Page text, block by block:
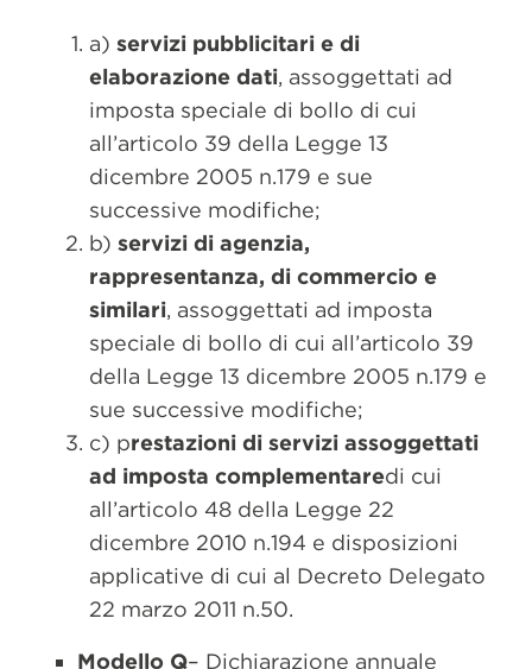
a) servizi pubblicitari e di
elaborazione dati, assoggettati ad
imposta speciale di bollo di cui
all’articolo 39 della Legge 13
dicembre 2005 n.179 e sue
successive modifiche;
b) servizi di agenzia,
rappresentanza, di commercio e
similari, assoggettati ad imposta
speciale di bollo di cui all’articolo 39
della Legge 13 dicembre 2005 n.179 e
sue successive modifiche;
c) prestazioni di servizi assoggettati
ad imposta complementaredi cui
all’articolo 48 della Legge 22
dicembre 2010 n.194 e disposizioni
applicative di cui al Decreto Delegato
22 marzo 2011 n.50.
Modello Q– Dichiarazione annuale